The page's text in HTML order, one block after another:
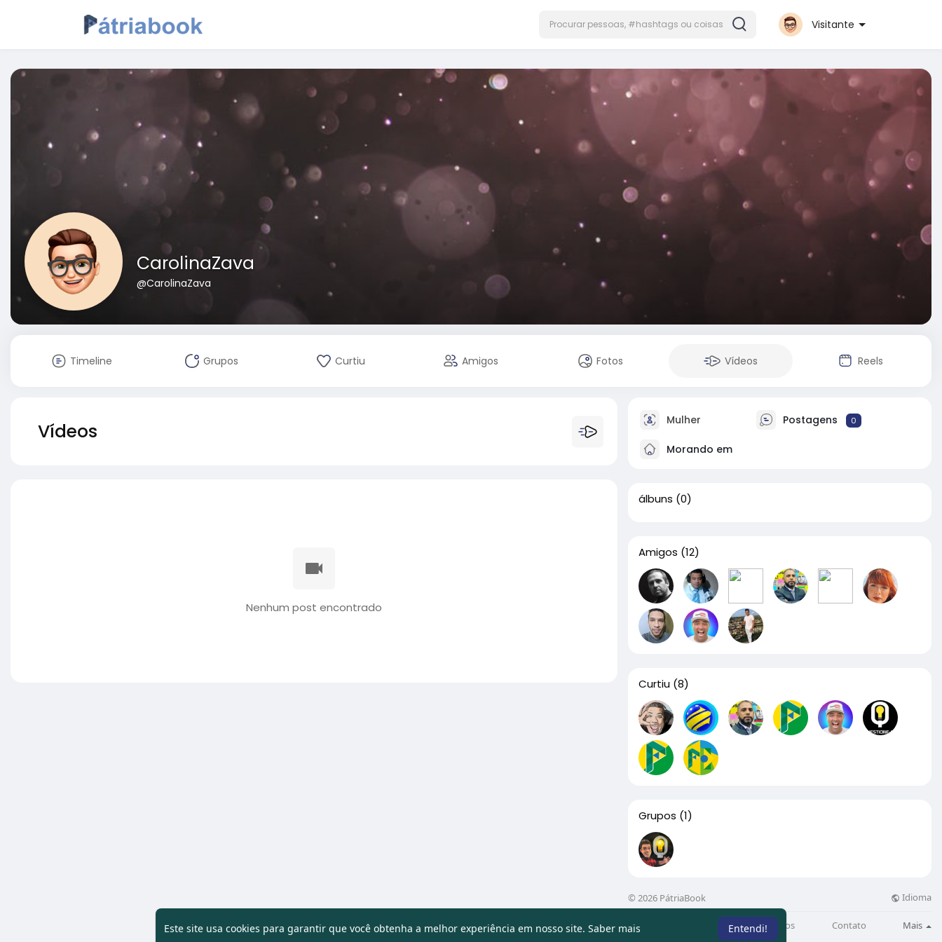
Este site usa cookies para garantir que você obtenha a melhor experiência em nosso site. Saber mais Entendi!
Visitante
CarolinaZava
@CarolinaZava
Timeline Grupos Curtiu Amigos Fotos Vídeos Reels
Vídeos
Nenhum post encontrado
Mulher Postagens 0
Morando em
álbuns (0)
Amigos (12)
Curtiu (8)
Grupos (1)
© 2026 PátriaBook Idioma
Sobre Artigos Contato Mais